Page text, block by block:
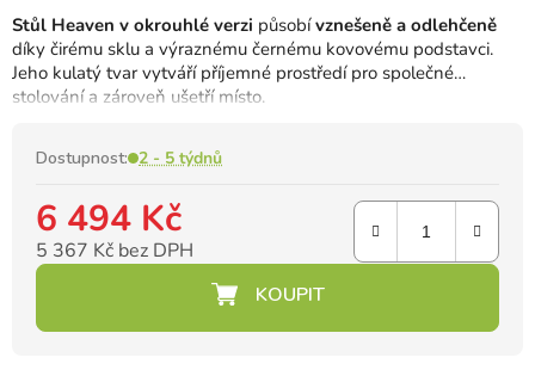
Stůl Heaven v okrouhlé verzi působívznešeně a odlehčeně
díky čirému sklu a výraznému černému kovovému podstavci.
Jeho kulatý tvar vytváří příjemné prostředí pro společné
stolování a zároveň ušetří místo.
Dostupnost: 2 - 5 týdnů
6 494 Kč
5 367 Kč bez DPH
Měrná cena: